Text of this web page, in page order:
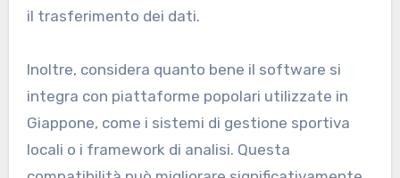
il trasferimento dei dati.
Inoltre, considera quanto bene il software si
integra con piattaforme popolari utilizzate in
Giappone, come i sistemi di gestione sportiva
locali o i framework di analisi. Questa